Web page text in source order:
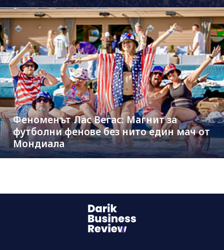
Феноменът Лас Вегас: Магнит за
футболни фенове без нито един мач от
Мондиала